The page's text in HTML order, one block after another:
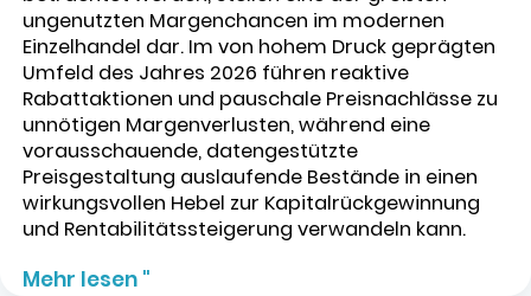
ungenutzten Margenchancen im modernen
Einzelhandel dar. Im von hohem Druck geprägten
Umfeld des Jahres 2026 führen reaktive
Rabattaktionen und pauschale Preisnachlässe zu
unnötigen Margenverlusten, während eine
vorausschauende, datengestützte
Preisgestaltung auslaufende Bestände in einen
wirkungsvollen Hebel zur Kapitalrückgewinnung
und Rentabilitätssteigerung verwandeln kann.
Mehr lesen "